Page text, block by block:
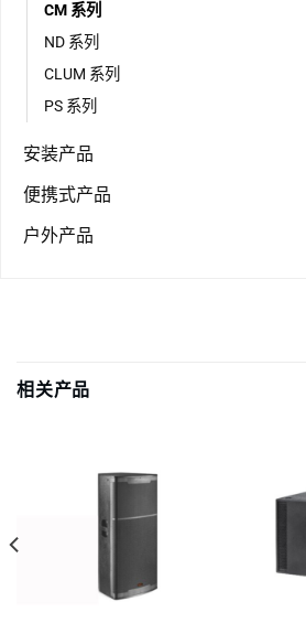
CM 系列
ND 系列
CLUM 系列
PS 系列
安装产品
便携式产品
户外产品
相关产品